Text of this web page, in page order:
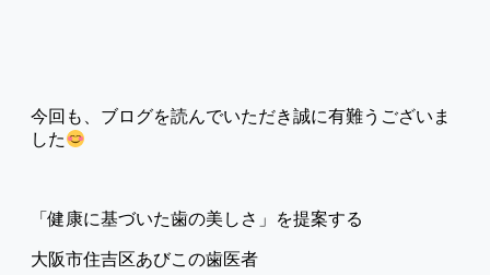
今回も、ブログを読んでいただき誠に有難うございま
した
「健康に基づいた歯の美しさ」を提案する
大阪市住吉区あびこの歯医者